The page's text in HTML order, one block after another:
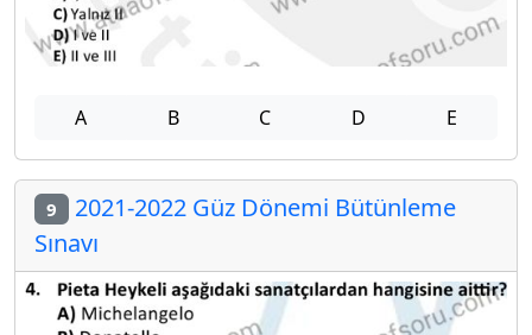
A B C D E
9 2021-2022 Güz Dönemi Bütünleme
Sınavı